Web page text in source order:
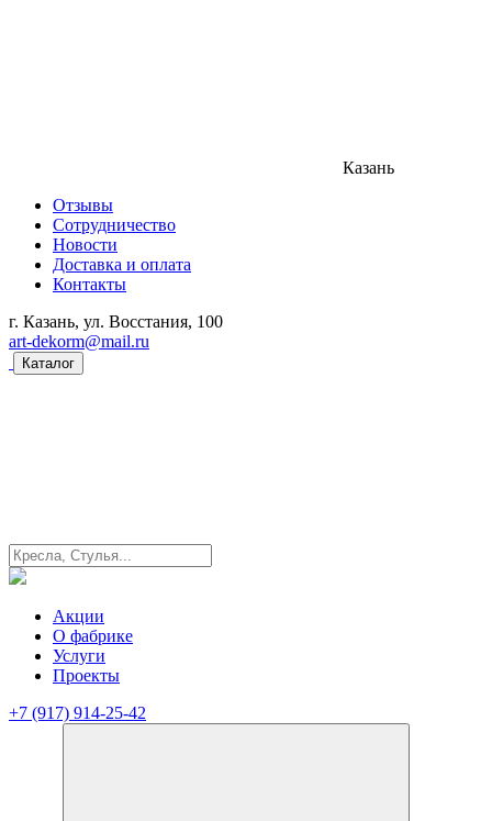
Казань
Отзывы
Сотрудничество
Новости
Доставка и оплата
Контакты
г. Казань, ул. Восстания, 100
art-dekorm@mail.ru
Каталог
Акции
О фабрике
Услуги
Проекты
+7 (917) 914-25-42